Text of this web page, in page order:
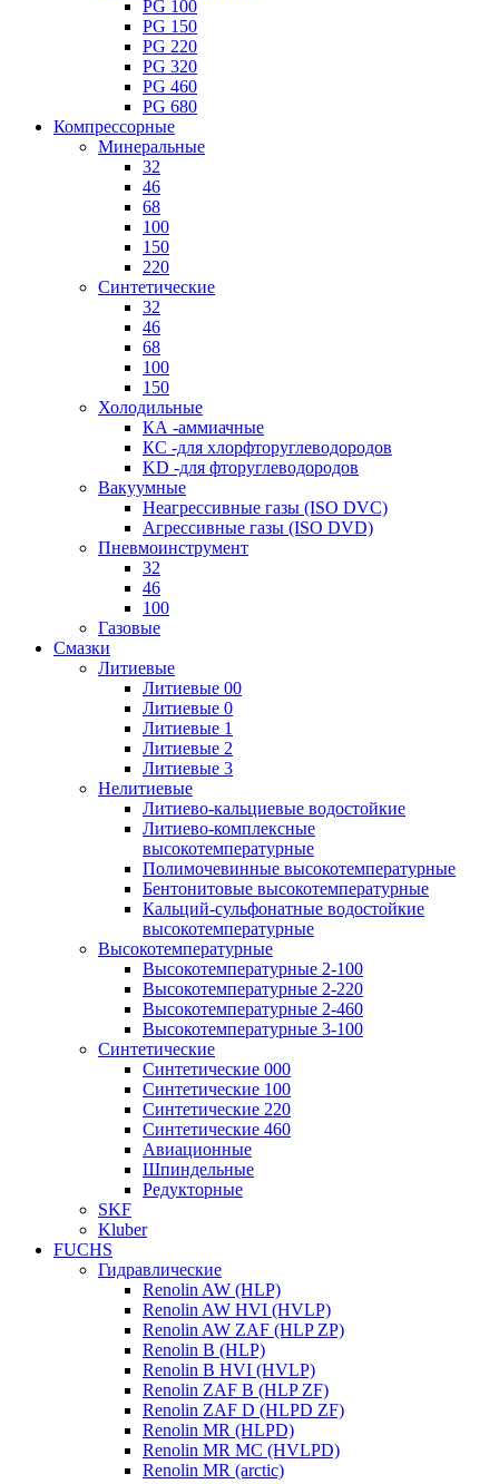
PG 100
PG 150
PG 220
PG 320
PG 460
PG 680
Компрессорные
Минеральные
32
46
68
100
150
220
Синтетические
32
46
68
100
150
Холодильные
КА -аммиачные
КС -для хлорфторуглеводородов
KD -для фторуглеводородов
Вакуумные
Неагрессивные газы (ISO DVC)
Агрессивные газы (ISO DVD)
Пневмоинструмент
32
46
100
Газовые
Смазки
Литиевые
Литиевые 00
Литиевые 0
Литиевые 1
Литиевые 2
Литиевые 3
Нелитиевые
Литиево-кальциевые водостойкие
Литиево-комплексные
высокотемпературные
Полимочевинные высокотемпературные
Бентонитовые высокотемпературные
Кальций-сульфонатные водостойкие
высокотемпературные
Высокотемпературные
Высокотемпературные 2-100
Высокотемпературные 2-220
Высокотемпературные 2-460
Высокотемпературные 3-100
Синтетические
Синтетические 000
Синтетические 100
Синтетические 220
Синтетические 460
Авиационные
Шпиндельные
Редукторные
SKF
Kluber
FUCHS
Гидравлические
Renolin AW (HLP)
Renolin AW HVI (HVLP)
Renolin AW ZAF (HLP ZP)
Renolin B (HLP)
Renolin B HVI (HVLP)
Renolin ZAF B (HLP ZF)
Renolin ZAF D (HLPD ZF)
Renolin MR (HLPD)
Renolin MR MC (HVLPD)
Renolin MR (arctic)